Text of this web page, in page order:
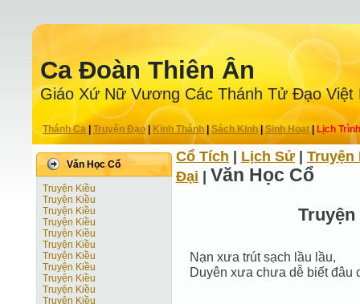
Ca Ðoàn Thiên Ân
Giáo Xứ Nữ Vương Các Thánh Tử Ðạo Việt
Thánh Ca Truyện Ðạo| Kinh Thánh Sách Kinh|Sinh Hoạt| Lịch Trình
Văn Học Cổ
Truyện Kiều
Truyện Kiều
Truyện Kiều
Truyện Kiều
Truyện Kiều
Truyện Kiều
Truyện Kiều
Truyện Kiều
Truyện Kiều
Truyện Kiều
Truyện Kiều
Cổ Tích Lịch Sử
Truyện
Ðại
Văn Học Cổ
Truyện
Nạn xưa trút sạch lầu lầu,
Duyên xưa chưa dễ biết đâu